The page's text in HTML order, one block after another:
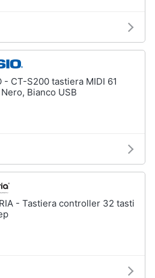
- CT-S200 tastiera MIDI 61
Bianco USB
- Tastiera controller 32 tasti